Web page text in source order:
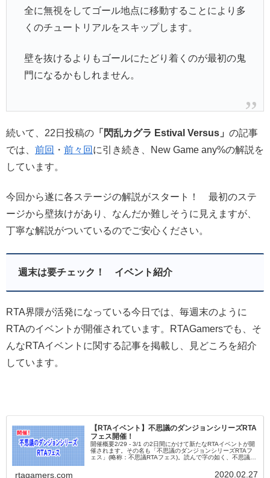
全に無視をしてゴール地点に移動することにより多
くのチュートリアルをスキップします。
壁を抜けるよりもゴールにたどり着くのが最初の鬼
門になるかもしれません。
続いて、22日投稿の 「閃乱カグラ Estival Versus」 の記事
では、 前回 ・ 前々回 に引き続き、New Game any%の解説を
しています。
今回から遂に各ステージの解説がスタート！ 最初のステ
ージから壁抜けがあり、なんだか難しそうに見えますが、
丁寧な解説がついているのでご安心ください。
週末は要チェック！ イベント紹介
RTA界隈が活発になっている今日では、毎週末のように
RTAのイベントが開催されています。RTAGamersでも、そ
んなRTAイベントに関する記事を掲載し、見どころを紹介
しています。
【RTAイベント】不思議のダンジョンシリーズRTA
フェス開催！
開催概要2/29 - 3/1 の2日間にかけて新たなRTAイベントが開
催されます。その名も「不思議のダンジョンシリーズRTAフ
ェス」(略称：不思議RTAフェス)。読んで字の如く、不思議の
rtagamers.com 2020.02.27